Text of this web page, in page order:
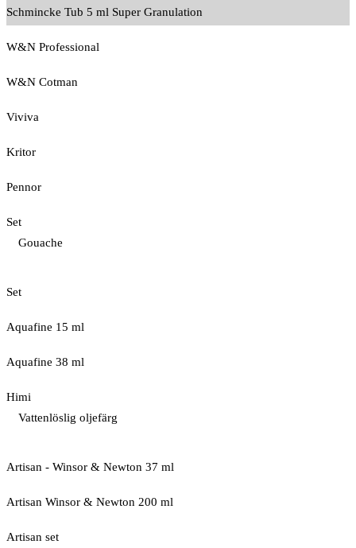
Schmincke Tub 5 ml Super Granulation
W&N Professional
W&N Cotman
Viviva
Kritor
Pennor
Set
Gouache
Set
Aquafine 15 ml
Aquafine 38 ml
Himi
Vattenlöslig oljefärg
Artisan - Winsor & Newton 37 ml
Artisan Winsor & Newton 200 ml
Artisan set